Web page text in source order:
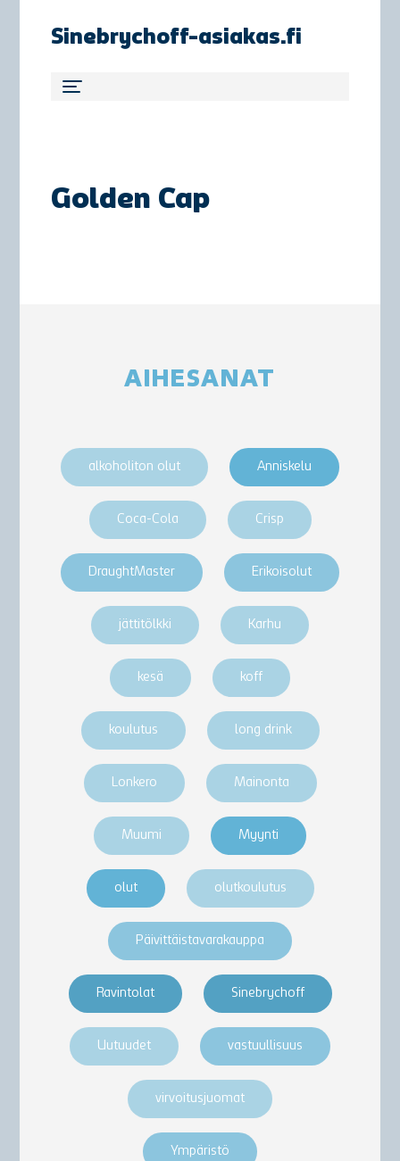
Sinebrychoff-asiakas.fi
Golden Cap
AIHESANAT
alkoholiton olut Anniskelu
Coca-Cola Crisp
DraughtMaster Erikoisolut
jättitölkki Karhu
kesä koff
koulutus long drink
Lonkero Mainonta
Muumi Myynti
olut olutkoulutus
Päivittäistavarakauppa
Ravintolat Sinebrychoff
Uutuudet vastuullisuus
virvoitusjuomat
Ympäristö